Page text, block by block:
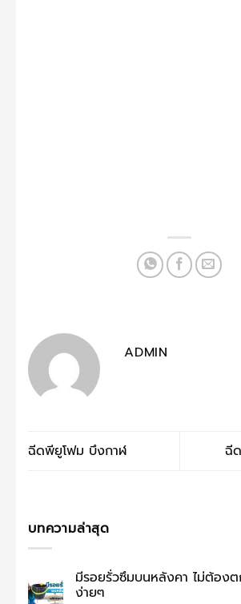
ADMIN
ฉีดพียูโฟม บึงกาฬ ฉี
บทความล่าสุด
มีรอยรั่วซึมบนหลังคา ไม่ต้อง
ง่ายๆ